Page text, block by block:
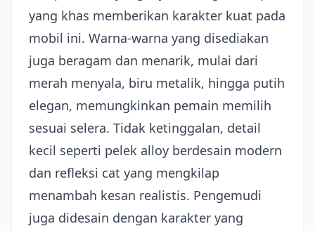
yang khas memberikan karakter kuat pada
mobil ini. Warna-warna yang disediakan
juga beragam dan menarik, mulai dari
merah menyala, biru metalik, hingga putih
elegan, memungkinkan pemain memilih
sesuai selera. Tidak ketinggalan, detail
kecil seperti pelek alloy berdesain modern
dan refleksi cat yang mengkilap
menambah kesan realistis. Pengemudi
juga didesain dengan karakter yang